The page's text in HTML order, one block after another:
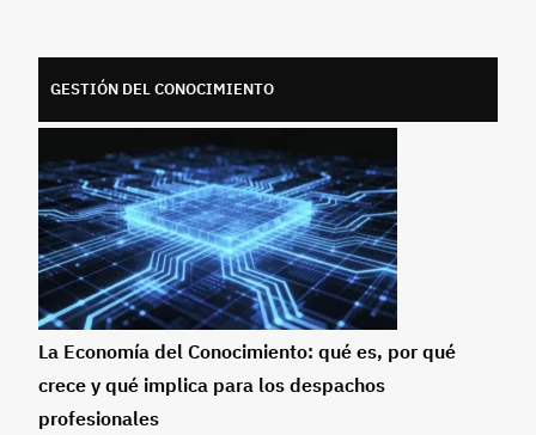
GESTIÓN DEL CONOCIMIENTO
La Economía del Conocimiento: qué es, por qué
crece y qué implica para los despachos
profesionales